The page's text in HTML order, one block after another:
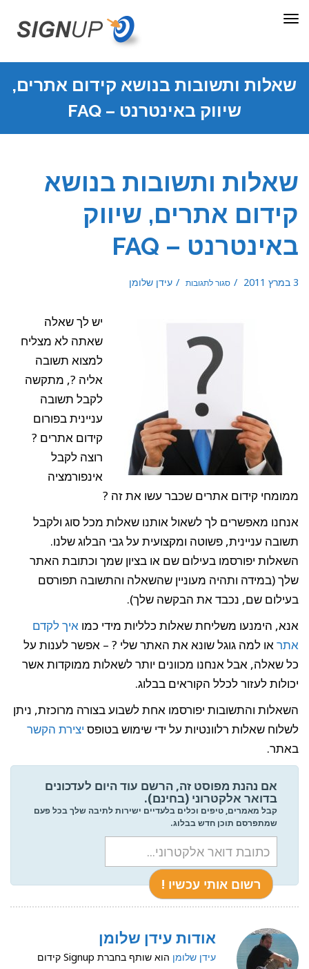
תפריט
שאלות ותשובות בנושא קידום אתרים,
שיווק באינטרנט – FAQ
שאלות ותשובות בנושא
קידום אתרים, שיווק
באינטרנט – FAQ
3 במרץ 2011 סגור לתגובות שאלות
ותשובותעידן שלומן
יש לך שאלה
שאתה לא מצליח
למצוא תשובה
אליה ?, מתקשה
לקבל תשובה
עניינית בפורום
קידום אתרים ?
רוצה לקבל
אינפורמציה
ממומחי קידום אתרים שכבר עשו את זה ?
אנחנו מאפשרים לך לשאול אותנו שאלות מכל סוג ולקבל
תשובה עניינית, פשוטה ומקצועית על גבי הבלוג שלנו.
השאלות יפורסמו בעילום שם או בציון שמך וכתובת האתר
שלך (במידה ותהיה מעוניין שהשאלה והתשובה תפורסם
בעילום שם, נכבד את הבקשה שלך).
אנא, הימנעו משליחת שאלות כלליות מידי כמו איך לקדם
אתראו למה גוגל שונא את האתר שלי ? – אפשר לענות על
כל שאלה, אבל אנחנו מכוונים יותר לשאלות ממוקדות אשר
יכולות לעזור לכלל הקוראים בבלוג.
השאלות והתשובות יפורסמו אחת לשבוע בצורה מרוכזת, ניתן
לשלוח שאלות רלוונטיות על ידי שימוש בטופס יצירת הקשר
באתר.
אם נהנת מפוסט זה, הרשם עוד היום לעדכונים
בדואר אלקטרוני (בחינם).
קבל מאמרים, טיפים וכלים בלעדיים ישירות לתיבה שלך בכל פעם
שמתפרסם תוכן חדש בבלוג.
אודות עידן שלומן
עידן שלומן
הוא שותף בחברת Signup קידום